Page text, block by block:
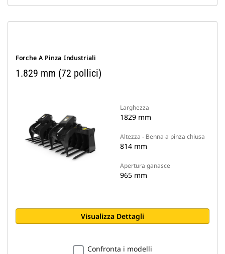
Forche A Pinza Industriali
1.829 mm (72 pollici)
Larghezza
1829 mm
Altezza - Benna a pinza chiusa
814 mm
Apertura ganasce
965 mm
Visualizza Dettagli
Confronta i modelli